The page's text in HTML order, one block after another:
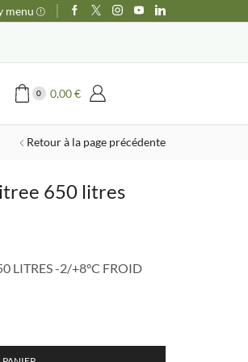
menu
0 0,00€
Retour à la page précédente
650 litres
LITRES -2/+8°C FROID